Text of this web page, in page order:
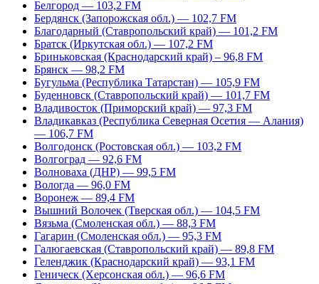
Белгород — 103,2 FM
Бердянск (Запорожская обл.) — 102,7 FM
Благодарный (Ставропольский край) — 101,2 FM
Братск (Иркутская обл.) — 107,2 FM
Бриньковская (Краснодарский край) – 96,8 FM
Брянск — 98,2 FM
Бугульма (Республика Татарстан) — 105,9 FM
Буденновск (Ставропольский край) — 101,7 FM
Владивосток (Приморский край) — 97,3 FM
Владикавказ (Республика Северная Осетия — Алания)
— 106,7 FM
Волгодонск (Ростовская обл.) — 103,2 FM
Волгоград — 92,6 FM
Волноваха (ДНР) — 99,5 FM
Вологда — 96,0 FM
Воронеж — 89,4 FM
Вышний Волочек (Тверская обл.) — 104,5 FM
Вязьма (Смоленская обл.) — 88,3 FM
Гагарин (Смоленская обл.) — 95,3 FM
Галюгаевская (Ставропольский край) — 89,8 FM
Геленджик (Краснодарский край) — 93,1 FM
Геническ (Херсонская обл.) — 96,6 FM